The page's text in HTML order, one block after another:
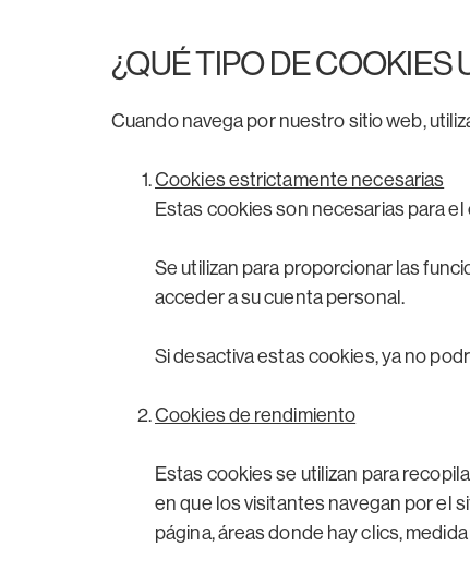
¿QUÉ TIPO DE COOKIES
Cuando navega por nuestro sitio web,
Cookies estrictamente necesarias
Estas cookies son necesarias para
Se utilizan para proporcionar las
acceder a su cuenta personal.
Si desactiva estas cookies, ya no
Cookies de rendimiento
Estas cookies se utilizan para
en que los visitantes navegan por el
página, áreas donde hay clics,